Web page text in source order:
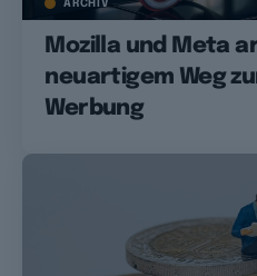
ARCHIV
Mozilla und Meta
neuartigem Weg
Werbung